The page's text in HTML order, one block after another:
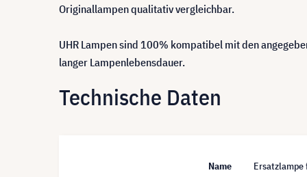
Originallampen qualitativ vergleichbar.
UHR Lampen sind 100% kompatibel mit den
langer Lampenlebensdauer.
Technische Daten
Name Ersatzlampe